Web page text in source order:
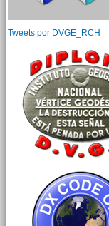
Tweets por DVGE_RCH